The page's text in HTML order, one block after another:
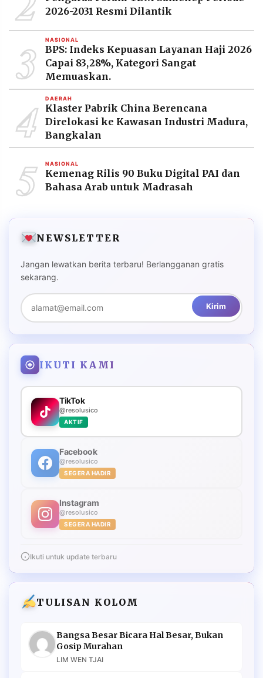
2026-2031 Resmi Dilantik
3 NASIONAL
BPS: Indeks Kepuasan Layanan Haji 2026
Capai 83,28%, Kategori Sangat
Memuaskan.
4 DAERAH
Klaster Pabrik China Berencana
Direlokasi ke Kawasan Industri Madura,
Bangkalan
5 NASIONAL
Kemenag Rilis 90 Buku Digital PAI dan
Bahasa Arab untuk Madrasah
NEWSLETTER
Jangan lewatkan berita terbaru! Berlangganan gratis
sekarang.
Kirim
IKUTI KAMI
TikTok
@resolusico
AKTIF
Facebook
@resolusico
SEGERA HADIR
Instagram
@resolusico
SEGERA HADIR
Ikuti untuk update terbaru
TULISAN KOLOM
Bangsa Besar Bicara Hal Besar, Bukan
Gosip Murahan
LIM WEN TJAI